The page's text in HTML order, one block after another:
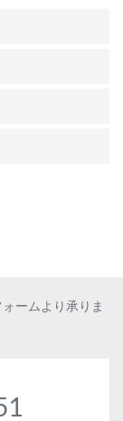
ームより承りま